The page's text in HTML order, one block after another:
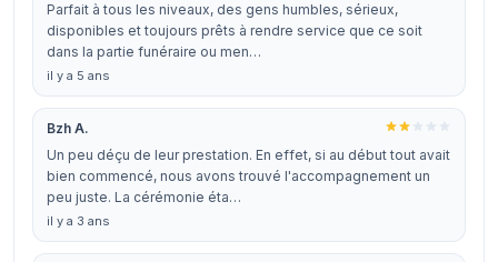
Parfait à tous les niveaux, des gens humbles, sérieux,
disponibles et toujours prêts à rendre service que ce soit
dans la partie funéraire ou men…
il y a 5 ans
Bzh A.
Un peu déçu de leur prestation. En effet, si au début tout avait
bien commencé, nous avons trouvé l'accompagnement un
peu juste. La cérémonie éta…
il y a 3 ans